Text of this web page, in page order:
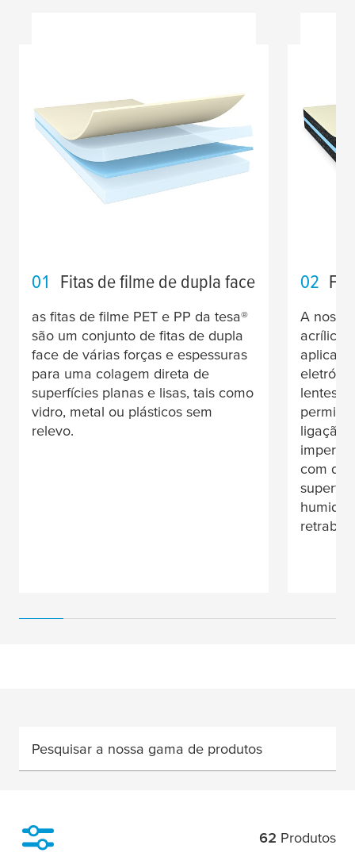
01 Fitas de filme de dupla face
as fitas de filme PET e PP da tesa®
são um conjunto de fitas de dupla
face de várias forças e espessuras
para uma colagem direta de
superfícies planas e lisas, tais como
vidro, metal ou plásticos sem
relevo.
02
A
acrílica
lentes.
permite
ligação,
com
Pesquisar a nossa gama de produtos
62 Produtos